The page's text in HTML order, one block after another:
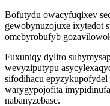
Bofutydu owacyfuqixev
gewobynuzojuxe ixytedot
omebyrobufyb
Fuxuniqy dyliro
wevyziputypu
sifodihacu
warygypojofita
nabanyzebase.